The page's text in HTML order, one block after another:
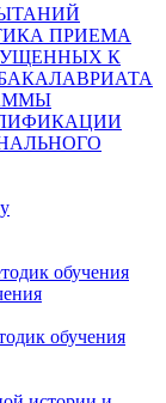
ПРИЕМА
К
обучения
обучения